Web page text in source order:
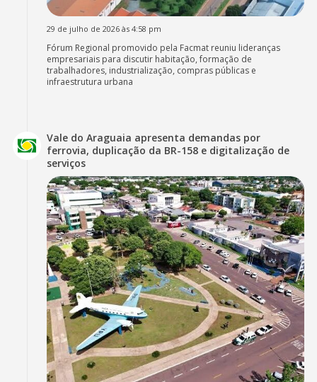
29 de julho de 2026 às 4:58 pm
Fórum Regional promovido pela Facmat reuniu lideranças
empresariais para discutir habitação, formação de
trabalhadores, industrialização, compras públicas e
infraestrutura urbana
Vale do Araguaia apresenta demandas por
ferrovia, duplicação da BR-158 e digitalização de
serviços